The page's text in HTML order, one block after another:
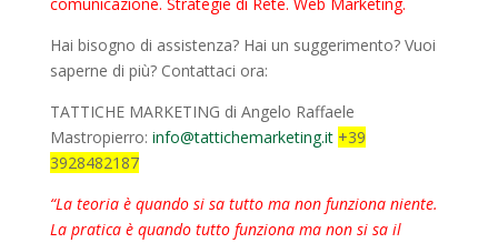
Hai bisogno di assistenza? Hai un suggerimento? Vuoi
saperne di più? Contattaci ora:
TATTICHE MARKETING di Angelo Raffaele
Mastropierro: info@tattichemarketing.it +39
3928482187
“La teoria è quando si sa tutto ma non funziona niente.
La pratica è quando tutto funziona ma non si sa il